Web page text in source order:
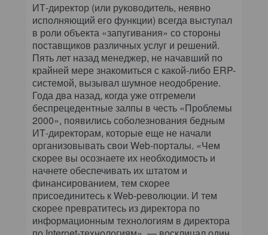
ИТ-директор (или руководитель, неявно
исполняющий его функции) всегда выступал
в роли объекта «запугивания» со стороны
поставщиков различных услуг и решений.
Пять лет назад менеджер, не начавший по
крайней мере знакомиться с какой-либо ERP-
системой, вызывал шумное неодобрение.
Года два назад, когда уже отгремели
беспрецедентные залпы в честь «Проблемы
2000», появились соболезнования бедным
ИТ-директорам, которые еще не начали
организовывать свои Web-порталы. «Чем
скорее вы осознаете их необходимость и
начнете обеспечивать их штатом и
финансированием, тем скорее
присоединитесь к Web-революции. И тем
скорее превратитесь из директора по
информационным технологиям в директора